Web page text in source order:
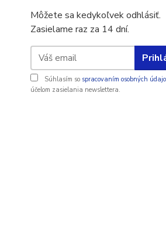
Môžete sa kedykoľvek odhlásiť.
Zasielame raz za 14 dní.
Súhlasím so spracovaním osobných
účelom zasielania newslettera.